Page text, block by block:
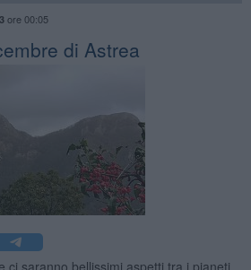
ore 00:05
di Astrea
ci saranno bellissimi aspetti tra i pianeti,